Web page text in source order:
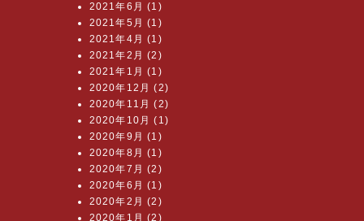
2021年6月 (1)
2021年5月 (1)
2021年4月 (1)
2021年2月 (2)
2021年1月 (1)
2020年12月 (2)
2020年11月 (2)
2020年10月 (1)
2020年9月 (1)
2020年8月 (1)
2020年7月 (2)
2020年6月 (1)
2020年2月 (2)
2020年1月 (2)